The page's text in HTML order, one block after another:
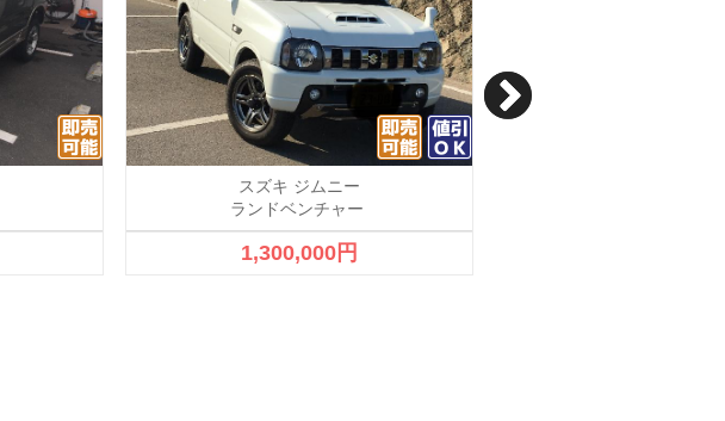
スズキ ジムニー
ランドベンチャー
1,300,000円